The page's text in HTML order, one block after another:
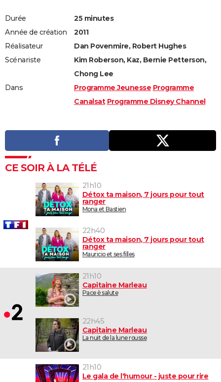
Durée
25 minutes
Année de création
2011
Réalisateur
Dan Povenmire, Robert Hughes
Scénariste
Kim Roberson, Kaz, Bernie Petterson,
Chong Lee
Dans
Programme Jeunesse Programme
Canalsat Programme Disney Channel
CE SOIR À LA TÉLÉ
21h10
Détox ta maison, 7 jours pour tout
ranger
Mona et Bastien
22h40
Détox ta maison, 7 jours pour tout
ranger
Mauricio et ses filles
21h10
Capitaine Marleau
Pace è salute
22h45
Capitaine Marleau
La nuit de la lune rousse
21h10
Le gala de l'humour - juste pour rire